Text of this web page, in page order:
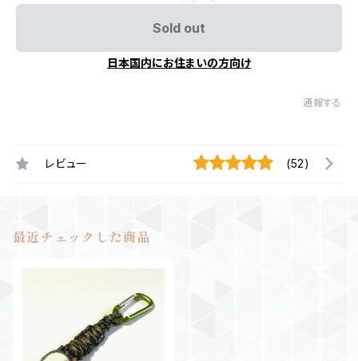
Sold out
日本国内にお住まいの方向け
通報する
レビュー (52)
最近チェックした商品